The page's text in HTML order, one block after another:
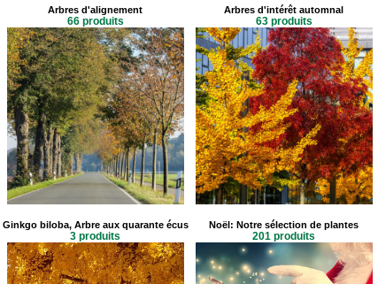
Arbres d'alignement
66 produits
Arbres d'intérêt automnal
63 produits
Ginkgo biloba, Arbre aux quarante écus
3 produits
Noël: Notre sélection de plantes
201 produits